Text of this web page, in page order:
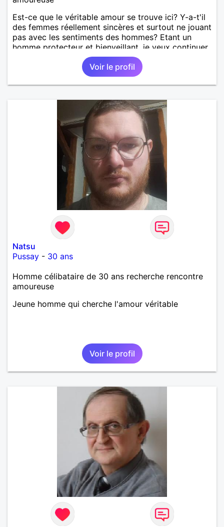
Est-ce que le véritable amour se trouve ici? Y-a-t'il
des femmes réellement sincères et surtout ne jouant
pas avec les sentiments des hommes? Etant un
homme protecteur et bienveillant, je veux continuer
d'y croire et pouvoir enfin former la petite famille
que je désir temps. Faux profil, profiteuse et autres
joyeuseté passer votre chemin, vous ne
m'intéressez pas du tout!
Voir le profil
Natsu
Pussay - 30 ans
Homme célibataire de 30 ans recherche rencontre
amoureuse
Jeune homme qui cherche l'amour véritable
Voir le profil